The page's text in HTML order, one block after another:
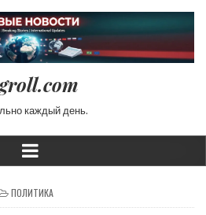
каждый день.
POSTED IN
ПОЛИТИКА